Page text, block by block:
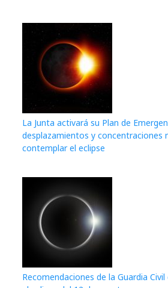
La Junta activará su Plan de
desplazamientos y concentraciones
contemplar el eclipse
Recomendaciones de la Guardia